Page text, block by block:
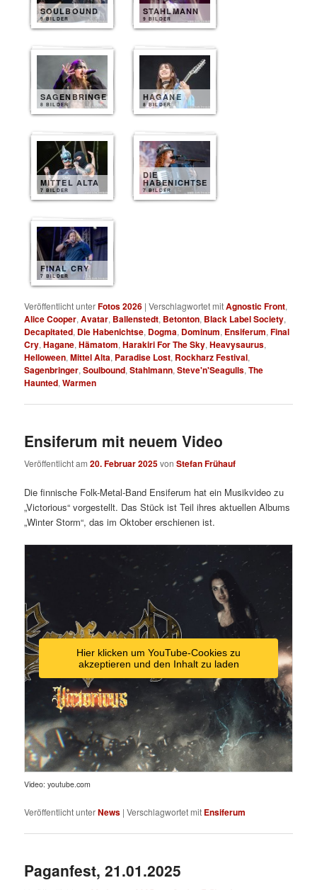
SOULBOUND
9 BILDER
STAHLMANN
9 BILDER
SAGENBRINGER
8 BILDER
HAGANE
8 BILDER
MITTEL ALTA
7 BILDER
DIE
HABENICHTSE
7 BILDER
FINAL CRY
7 BILDER
Veröffentlicht unterFotos 2026 |Verschlagwortet mitAgnostic Front,
Alice Cooper,Avatar, Ballenstedt, Betonton, Black Label Society,
Decapitated, Die Habenichtse, Dogma, Dominum, Ensiferum,Final
Cry,Hagane,Hämatom,Harakiri For The Sky,Heavysaurus,
Helloween,Mittel Alta, Paradise Lost, Rockharz Festival,
Sagenbringer,Soulbound,Stahlmann,Steve'n'Seagulls,The
Haunted,Warmen
Ensiferum mit neuem Video
Veröffentlicht am20. Februar 2025vonStefan Frühauf
Die finnische Folk-Metal-Band Ensiferum hat ein Musikvideo zu
„Victorious“ vorgestellt. Das Stück ist Teil ihres aktuellen Albums
„Winter Storm“, das im Oktober erschienen ist.
Hier klicken um YouTube-Cookies zu
akzeptieren und den Inhalt zu laden
Video: youtube.com
Veröffentlicht unterNews |Verschlagwortet mit Ensiferum
Paganfest, 21.01.2025